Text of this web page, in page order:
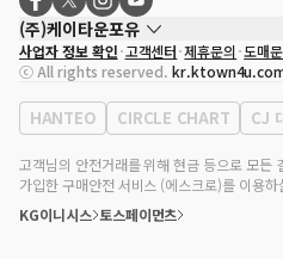
(주)케이타운포유
대표자
송효민
사업자등록번호
120-87-71116
통신판매업 신고번호 제2011-서울강남-
대표전화
02-552-9855
사업자 정보 확인 고객센터 제휴문의 도매
ⓒ All rights reserved.
HANTEO CIRCLE CHART CJ
고객님의 안전거래를 위해 현금 등으로 모든
가입한 구매안전 서비스 (에스크로)를 이용하
KG이니시스 토스페이먼츠